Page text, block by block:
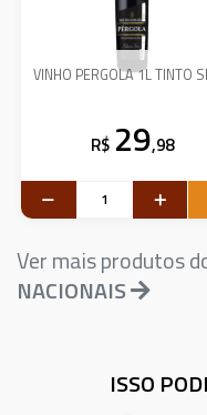
VINHO PERGOLA 1L TINTO
R$ 29,98
Ver mais produtos
NACIONAIS
ISSO